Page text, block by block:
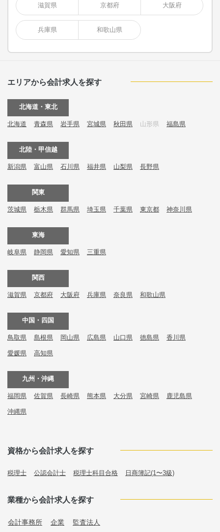
滋賀県 京都府 大阪府
兵庫県 和歌山県
エリアから会計求人を探す
北海道・東北
北海道 青森県 岩手県 宮城県 秋田県 山形県 福島県
北陸・甲信越
新潟県 富山県 石川県 福井県 山梨県 長野県
関東
茨城県 栃木県 群馬県 埼玉県 千葉県 東京都 神奈川県
東海
岐阜県 静岡県 愛知県 三重県
関西
滋賀県 京都府 大阪府 兵庫県 奈良県 和歌山県
中国・四国
鳥取県 島根県 岡山県 広島県 山口県 徳島県 香川県
愛媛県 高知県
九州・沖縄
福岡県 佐賀県 長崎県 熊本県 大分県 宮崎県 鹿児島県
沖縄県
資格から会計求人を探す
税理士 公認会計士 税理士科目合格 日商簿記(1〜3級)
業種から会計求人を探す
会計事務所 企業 監査法人